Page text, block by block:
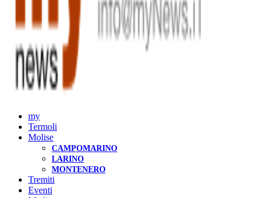
my
Termoli
Molise
CAMPOMARINO
LARINO
MONTENERO
Tremiti
Eventi